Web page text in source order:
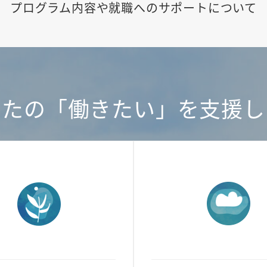
プログラム内容や就職へのサポートについて
の「働きたい」を支援